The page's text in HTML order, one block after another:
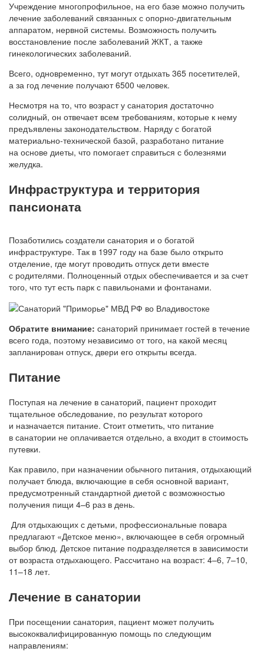
Учреждение многопрофильное, на его базе можно получить
лечение заболеваний связанных с опорно-двигательным
аппаратом, нервной системы. Возможность получить
восстановление после заболеваний ЖКТ, а также
гинекологических заболеваний.
Всего, одновременно, тут могут отдыхать 365 посетителей,
а за год лечение получают 6500 человек.
Несмотря на то, что возраст у санатория достаточно
солидный, он отвечает всем требованиям, которые к нему
предъявлены законодательством. Наряду с богатой
материально-технической базой, разработано питание
на основе диеты, что помогает справиться с болезнями
желудка.
Инфраструктура и территория
пансионата
Позаботились создатели санатория и о богатой
инфраструктуре. Так в 1997 году на базе было открыто
отделение, где могут проводить отпуск дети вместе
с родителями. Полноценный отдых обеспечивается и за счет
того, что тут есть парк с павильонами и фонтанами.
Обратите внимание: санаторий принимает гостей в течение
всего года, поэтому независимо от того, на какой месяц
запланирован отпуск, двери его открыты всегда.
Питание
Поступая на лечение в санаторий, пациент проходит
тщательное обследование, по результат которого
и назначается питание. Стоит отметить, что питание
в санатории не оплачивается отдельно, а входит в стоимость
путевки.
Как правило, при назначении обычного питания, отдыхающий
получает блюда, включающие в себя основной вариант,
предусмотренный стандартной диетой с возможностью
получения пищи 4–6 раз в день.
Для отдыхающих с детьми, профессиональные повара
предлагают «Детское меню», включающее в себя огромный
выбор блюд. Детское питание подразделяется в зависимости
от возраста отдыхающего. Рассчитано на возраст: 4–6, 7–10,
11–18 лет.
Лечение в санатории
При посещении санатория, пациент может получить
высококвалифицированную помощь по следующим
направлениям: